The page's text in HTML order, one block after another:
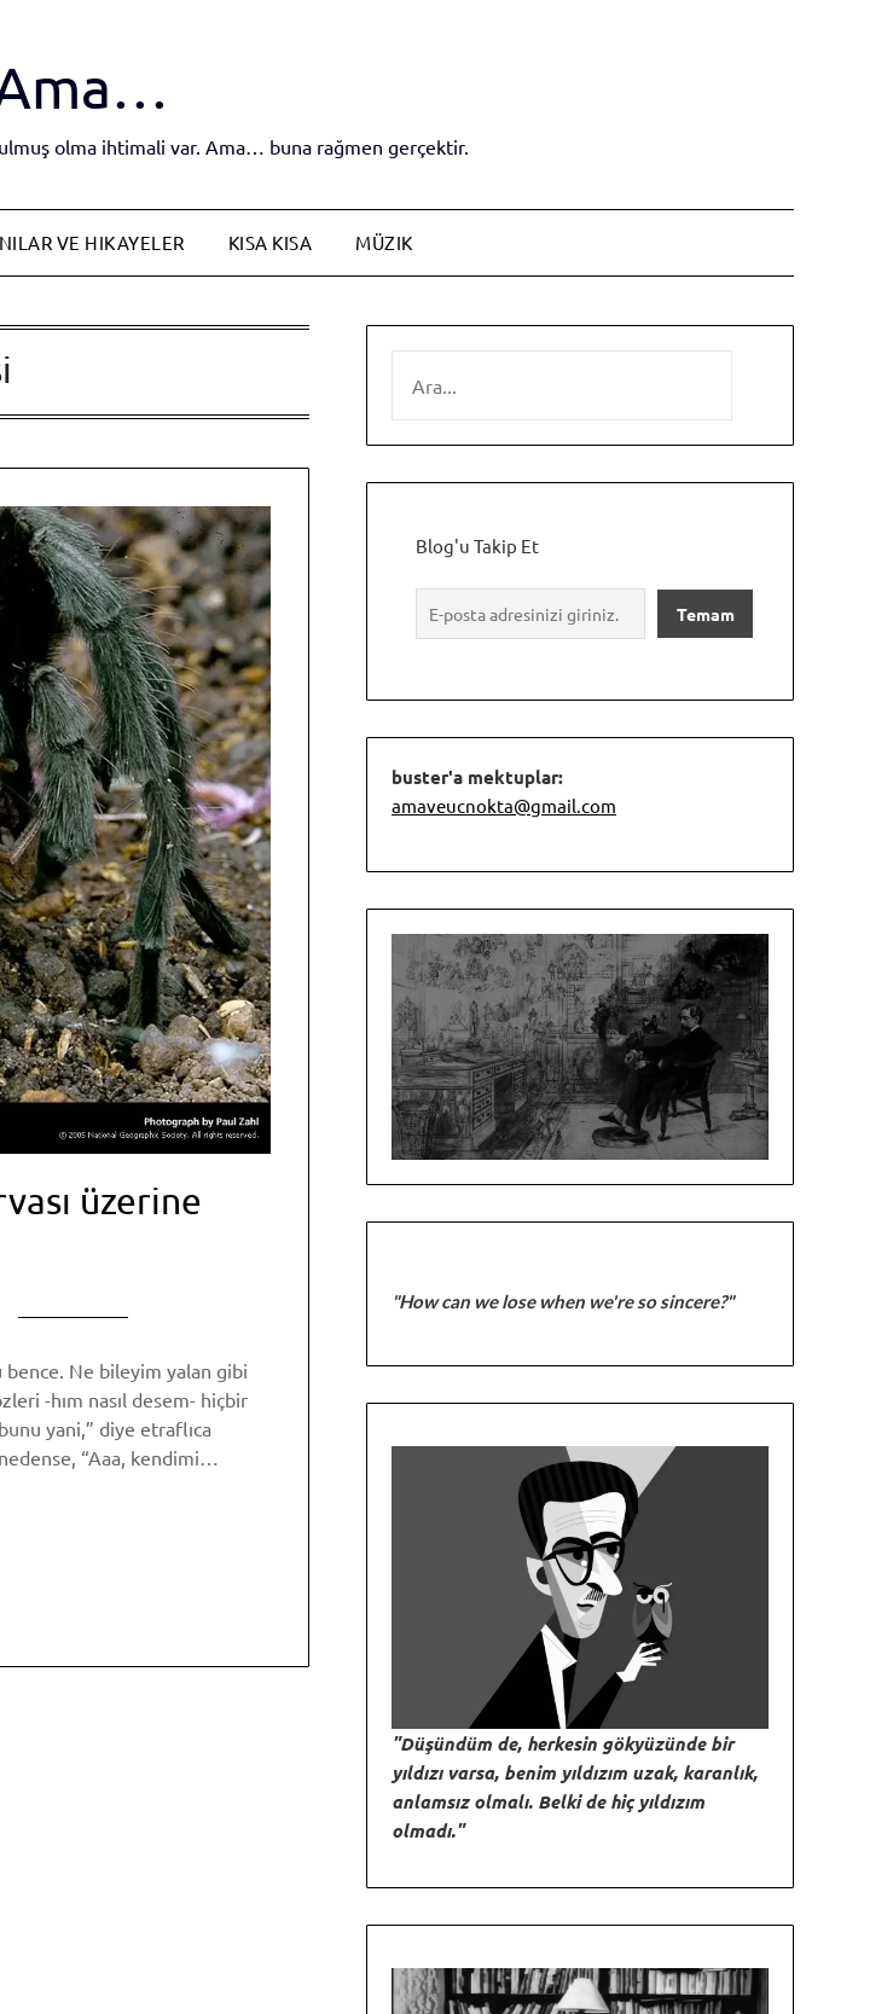
olma ihtimali var. Ama… buna rağmen gerçektir.
VE HIKAYELER KISA KISA MÜZIK
üzerine
bence. Ne bileyim yalan gibi
-hım nasıl desem- hiçbir
yani,” diye etraflıca
“Aaa, kendimi…
Blog'u Takip Et
buster'a mektuplar:
amaveucnokta@gmail.com
"How can we lose when we're so sincere?"
"Düşündüm de, herkesin gökyüzünde bir
yıldızı varsa, benim yıldızım uzak, karanlık,
anlamsız olmalı. Belki de hiç yıldızım
olmadı."